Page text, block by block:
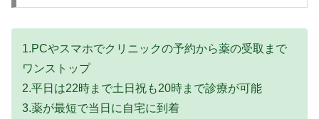
1.PCやスマホでクリニックの予約から薬の受取まで
ワンストップ
2.平日は22時まで土日祝も20時まで診療が可能
3.薬が最短で当日に自宅に到着